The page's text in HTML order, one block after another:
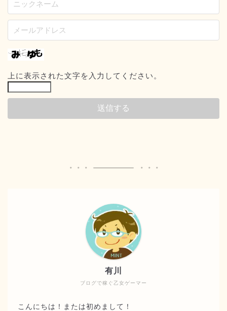
上に表示された文字を入力してください。
ブログで稼ぐ乙女ゲーマー
有川
こんにちは！または初めまして！